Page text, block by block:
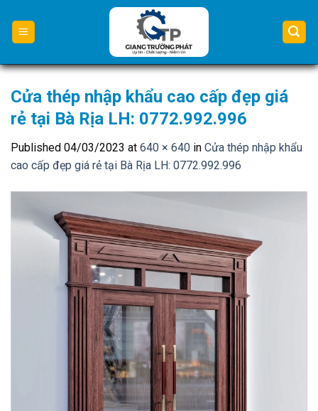
content
Cửa thép nhập khẩu cao cấp đẹp giá
rẻ tại Bà Rịa LH: 0772.992.996
Published 04/03/2023 at 640 × 640 in Cửa thép nhập khẩu
cao cấp đẹp giá rẻ tại Bà Rịa LH: 0772.992.996